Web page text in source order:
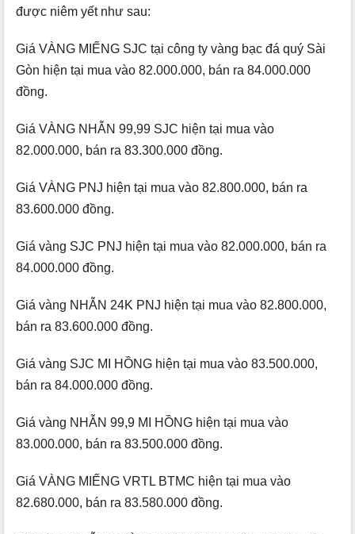
được niêm yết như sau:
Giá VÀNG MIẾNG SJC tại công ty vàng bạc đá quý Sài
Gòn hiện tại mua vào 82.000.000, bán ra 84.000.000
đồng.
Giá VÀNG NHẪN 99,99 SJC hiện tại mua vào
82.000.000, bán ra 83.300.000 đồng.
Giá VÀNG PNJ hiện tại mua vào 82.800.000, bán ra
83.600.000 đồng.
Giá vàng SJC PNJ hiện tại mua vào 82.000.000, bán ra
84.000.000 đồng.
Giá vàng NHẪN 24K PNJ hiện tại mua vào 82.800.000,
bán ra 83.600.000 đồng.
Giá vàng SJC MI HỒNG hiện tại mua vào 83.500.000,
bán ra 84.000.000 đồng.
Giá vàng NHẪN 99,9 MI HỒNG hiện tại mua vào
83.000.000, bán ra 83.500.000 đồng.
Giá VÀNG MIẾNG VRTL BTMC hiện tại mua vào
82.680.000, bán ra 83.580.000 đồng.